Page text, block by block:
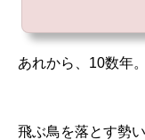
あれから、10数年。
飛ぶ鳥を落とす勢